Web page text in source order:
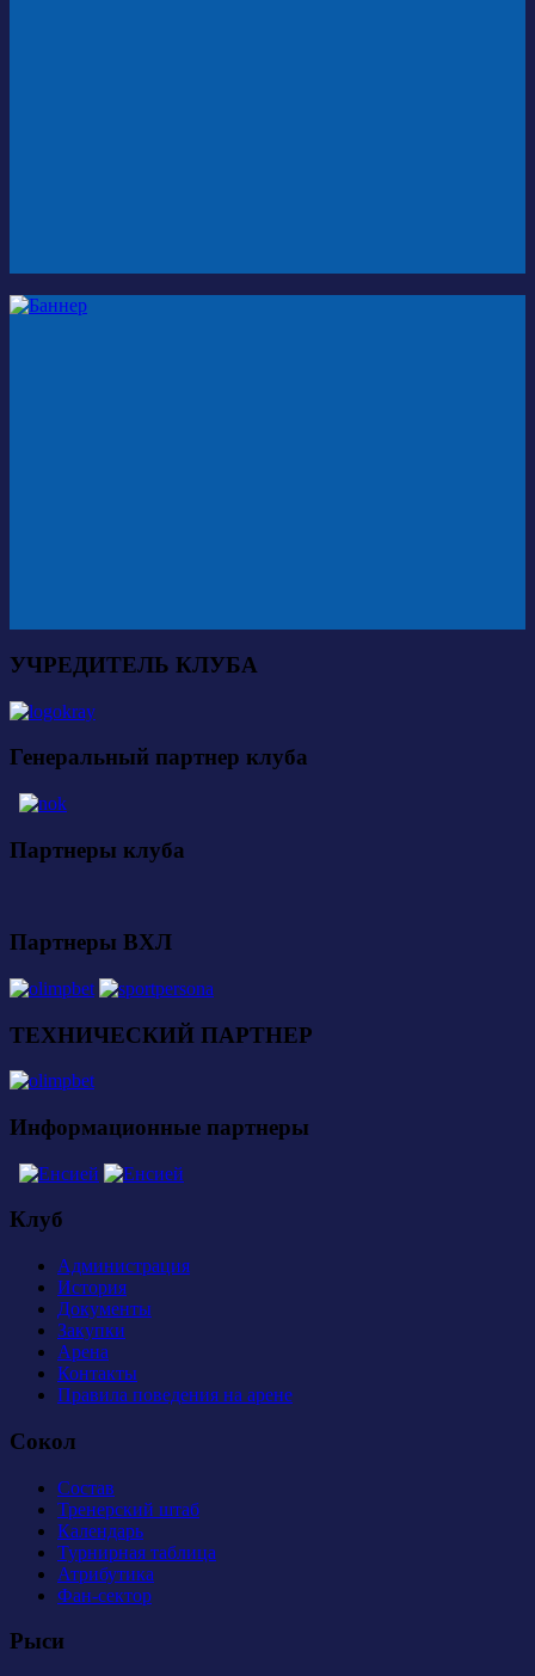
УЧРЕДИТЕЛЬ КЛУБА
Генеральный партнер клуба
Партнеры клуба
Партнеры ВХЛ
ТЕХНИЧЕСКИЙ ПАРТНЕР
Информационные партнеры
Клуб
Администрация
История
Документы
Закупки
Арена
Контакты
Правила поведения на арене
Сокол
Состав
Тренерский штаб
Календарь
Турнирная таблица
Атрибутика
Фан-сектор
Рыси